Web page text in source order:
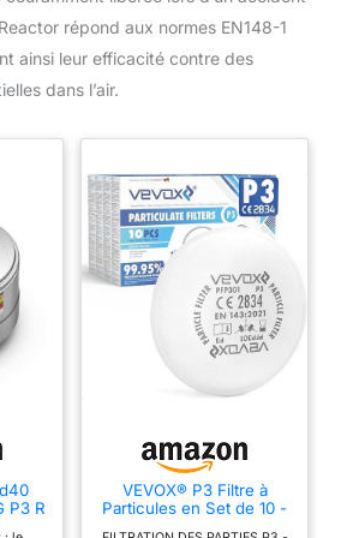
répond aux normes EN148-1
ainsi leur efficacité contre des
dans l’air.
P3 R
VEVOX® P3 Filtre à
Particules en Set de 10 -